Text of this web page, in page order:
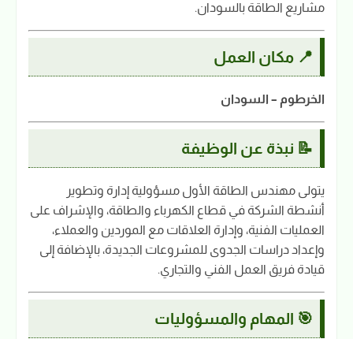
مشاريع الطاقة بالسودان.
📍 مكان العمل
الخرطوم – السودان
📝 نبذة عن الوظيفة
يتولى مهندس الطاقة الأول مسؤولية إدارة وتطوير
أنشطة الشركة في قطاع الكهرباء والطاقة، والإشراف على
العمليات الفنية، وإدارة العلاقات مع الموردين والعملاء،
وإعداد دراسات الجدوى للمشروعات الجديدة، بالإضافة إلى
قيادة فريق العمل الفني والتجاري.
🎯 المهام والمسؤوليات